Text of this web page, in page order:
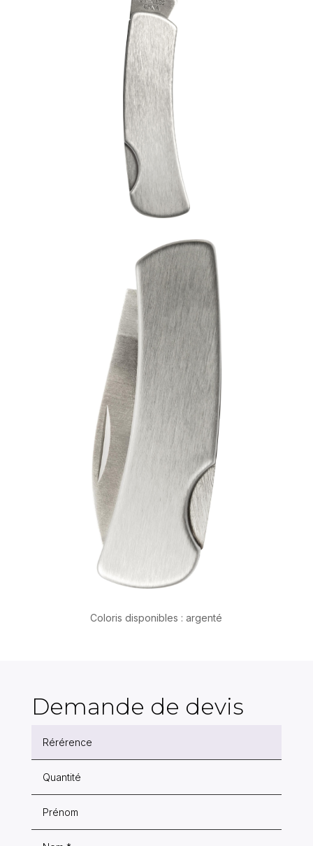
Coloris disponibles : argenté
Demande de devis